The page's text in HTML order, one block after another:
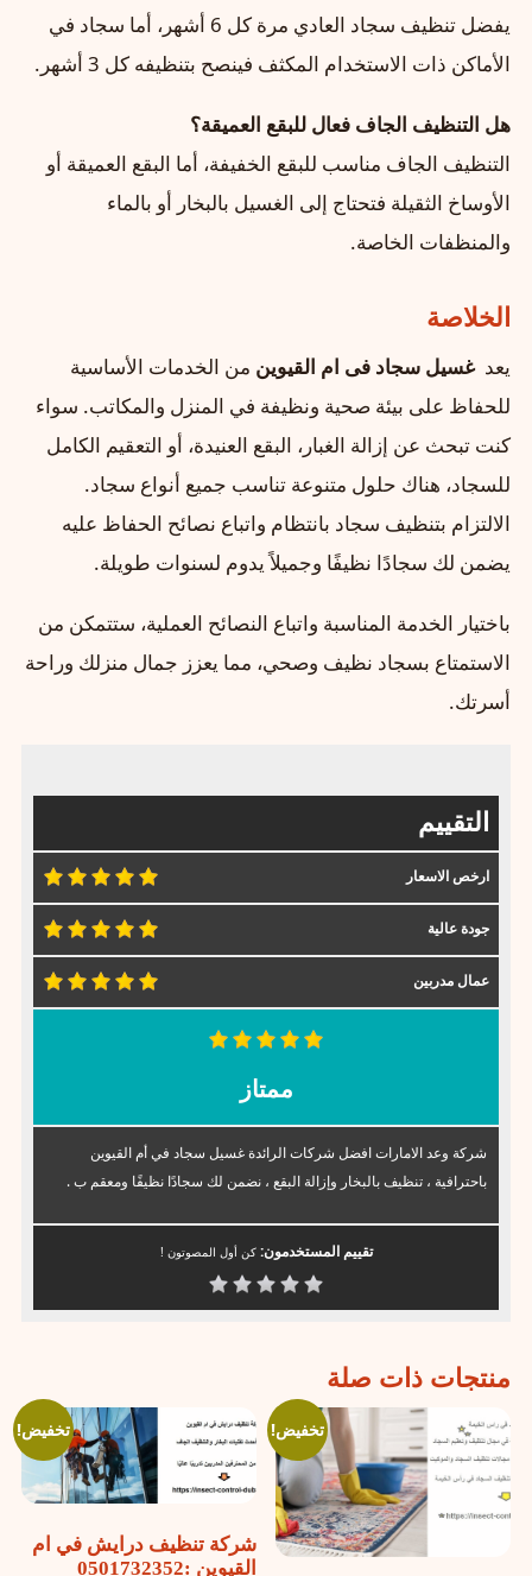
يفضل تنظيف سجاد العادي مرة كل 6 أشهر، أما سجاد في
الأماكن ذات الاستخدام المكثف فينصح بتنظيفه كل 3 أشهر.
هل التنظيف الجاف فعال للبقع العميقة؟
التنظيف الجاف مناسب للبقع الخفيفة، أما البقع العميقة أو
الأوساخ الثقيلة فتحتاج إلى الغسيل بالبخار أو بالماء
والمنظفات الخاصة.
الخلاصة
يعدغسيل سجاد فى ام القيوين من الخدمات الأساسية
للحفاظ على بيئة صحية ونظيفة في المنزل والمكاتب. سواء
كنت تبحث عن إزالة الغبار، البقع العنيدة، أو التعقيم الكامل
للسجاد، هناك حلول متنوعة تناسب جميع أنواع سجاد.
الالتزام بتنظيف سجاد بانتظام واتباع نصائح الحفاظ عليه
يضمن لك سجادًا نظيفًا وجميلاً يدوم لسنوات طويلة.
باختيار الخدمة المناسبة واتباع النصائح العملية، ستتمكن من
الاستمتاع بسجاد نظيف وصحي، مما يعزز جمال منزلك وراحة
أسرتك.
التقييم
ارخص الاسعار
جودة عالية
عمال مدربين
ممتاز
شركة وعد الامارات افضل شركات الرائدة غسيل سجاد في أم القيوين
باحترافية ، تنظيف بالبخار وإزالة البقع ، نضمن لك سجادًا نظيفًا ومعقم ب .
تقييم المستخدمون:كن أول المصوتون !
منتجات ذات صلة
تخفيض! تخفيض!
شركة تنظيف درايش في ام
القيوين :0501732352